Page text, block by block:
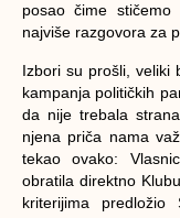
posao čime
najviše razgovora za
Izbori su prošli, veliki
kampanja političkih
da nije trebala
njena priča nama
tekao ovako:
obratila direktno
kriterijima